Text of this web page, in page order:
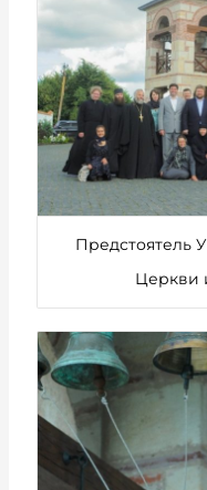
Предстоятель
Церкви